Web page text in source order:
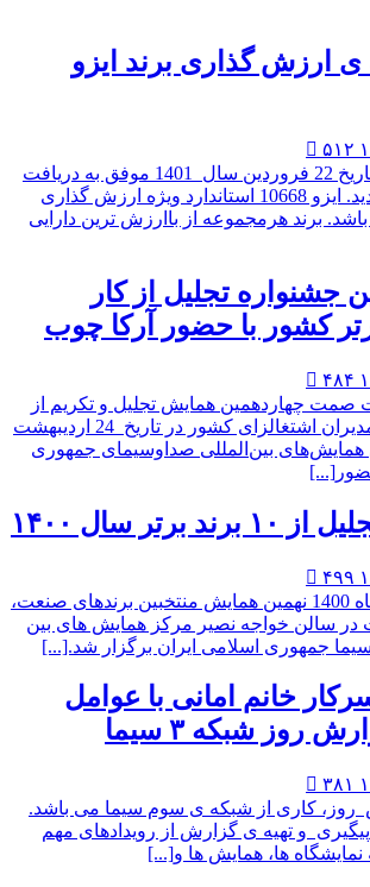
گذاری برند ایزو
آرکا چوب در تاریخ 22 فروردین سال 1401 موفق به دریافت
ایزو10668 گردید. ایزو 10668 استاندارد ویژه ارزش گذاری
هرمجموعه از باارزش ترین دارایی
تجلیل از کار
با حضور آرکا چوب
همایش تجلیل و تکریم از
کارآفرینان و مدیران اشتغالزای کشور در تاریخ 24 اردیبهشت
بین‌المللی صداوسیمای جمهوری
25 دی ماه 1400 نهمین همایش منتخبین برندهای صنعت،
خواجه نصیر مرکز همایش های بین
اسلامی ایران برگزار شد.[...]
امانی با عوامل
۳ سیما
از شبکه ی سوم سیما می باشد.
تهیه ی گزارش از رویدادهای مهم
ها، همایش ها و[...]